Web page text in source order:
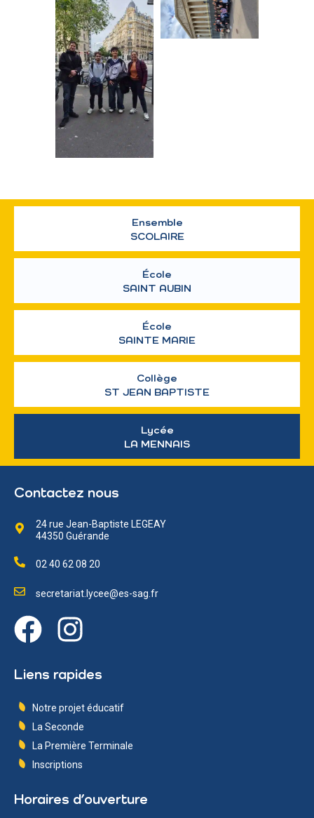
Ensemble
SCOLAIRE
École
SAINT AUBIN
École
SAINTE MARIE
Collège
ST JEAN BAPTISTE
Lycée
LA MENNAIS
Contactez nous
24 rue Jean-Baptiste LEGEAY
44350 Guérande
02 40 62 08 20
secretariat.lycee@es-sag.fr
Liens rapides
Notre projet éducatif
La Seconde
La Première Terminale
Inscriptions
Horaires d’ouverture